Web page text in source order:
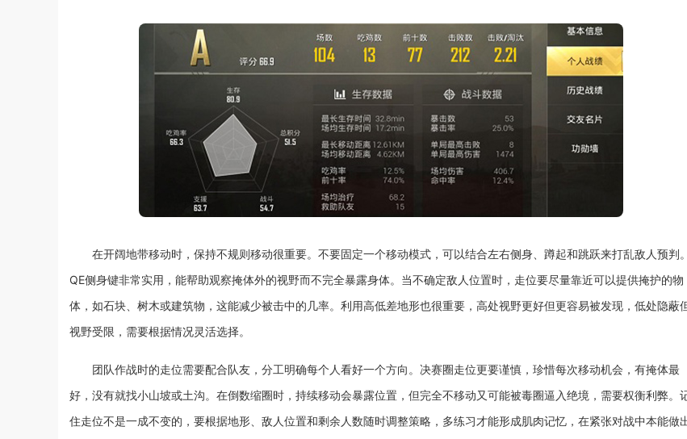
在开阔地带移动时，保持不规则移动很重要。不要固定一个移动模式，可以结合左右侧身、蹲起和跳跃来打乱敌人预判。
QE侧身键非常实用，能帮助观察掩体外的视野而不完全暴露身体。当不确定敌人位置时，走位要尽量靠近可以提供掩护的物
体，如石块、树木或建筑物，这能减少被击中的几率。利用高低差地形也很重要，高处视野更好但更容易被发现，低处隐蔽
视野受限，需要根据情况灵活选择。
团队作战时的走位需要配合队友，分工明确每个人看好一个方向。决赛圈走位更要谨慎，珍惜每次移动机会，有掩体最
好，没有就找小山坡或土沟。在倒数缩圈时，持续移动会暴露位置，但完全不移动又可能被毒圈逼入绝境，需要权衡利弊。
住走位不是一成不变的，要根据地形、敌人位置和剩余人数随时调整策略，多练习才能形成肌肉记忆，在紧张对战中本能做